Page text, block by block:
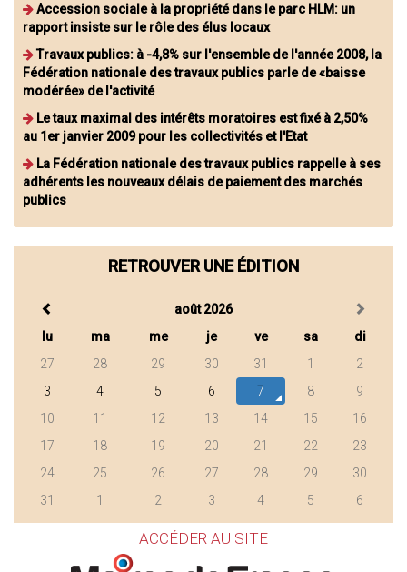
Accession sociale à la propriété dans le parc HLM: un
rapport insiste sur le rôle des élus locaux
Travaux publics: à -4,8% sur l'ensemble de l'année 2008, la
Fédération nationale des travaux publics parle de «baisse
modérée» de l'activité
Le taux maximal des intérêts moratoires est fixé à 2,50%
au 1er janvier 2009 pour les collectivités et l'Etat
La Fédération nationale des travaux publics rappelle à ses
adhérents les nouveaux délais de paiement des marchés
publics
RETROUVER UNE ÉDITION
août 2026
lu
ma me je ve sa
di
27
28 29 30 31 1
2
3
4 5 6 7 8
9
10
11 12 13 14 15
16
17
18 19 20 21 22
23
24
25 26 27 28 29
30
31
1 2 3 4 5 6
ACCÉDER AU SITE